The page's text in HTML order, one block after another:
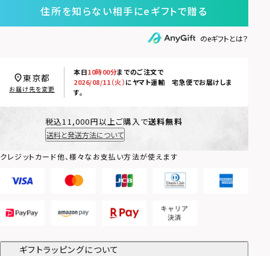
住所を知らない相手にeギフトで贈る
のeギフトとは？
本日10時00分までのご注文で
2026/08/11（火）にヤマト運輸 宅急便でお届けしま
す。
東京都
お届け先を変更
税込11,000円以上ご購入で送料無料
送料と発送方法について
クレジットカード他、様々なお支払い方法が使えます
ギフトラッピングについて